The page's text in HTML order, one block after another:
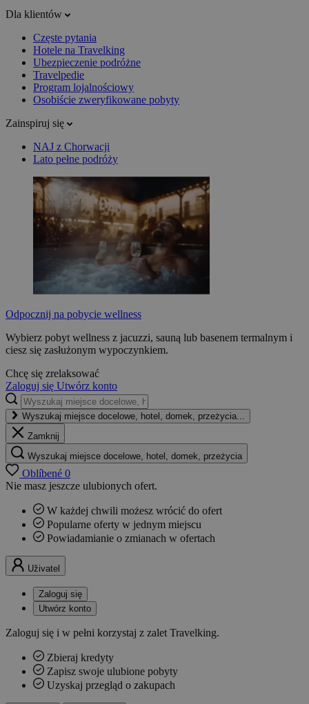
Dla klientów
Częste pytania
Hotele na Travelking
Ubezpieczenie podróżne
Travelpedie
Program lojalnościowy
Osobiście zweryfikowane pobyty
Zainspiruj się
NAJ z Chorwacji
Lato pełne podróży
Odpocznij na pobycie wellness
Wybierz pobyt wellness z jacuzzi, sauną lub basenem termalnym i
ciesz się zasłużonym wypoczynkiem.
Chcę się zrelaksować
Zaloguj się Utwórz konto
Wyszukaj miejsce docelowe, hotel, domek, przeżycia...
Zamknij
Wyszukaj miejsce docelowe, hotel, domek, przeżycia
Oblíbené 0
Nie masz jeszcze ulubionych ofert.
W każdej chwili możesz wrócić do ofert
Popularne oferty w jednym miejscu
Powiadamianie o zmianach w ofertach
Uživatel
Zaloguj się
Utwórz konto
Zaloguj się i w pełni korzystaj z zalet Travelking.
Zbieraj kredyty
Zapisz swoje ulubione pobyty
Uzyskaj przegląd o zakupach